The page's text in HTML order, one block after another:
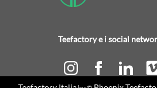
Teefactory e i social